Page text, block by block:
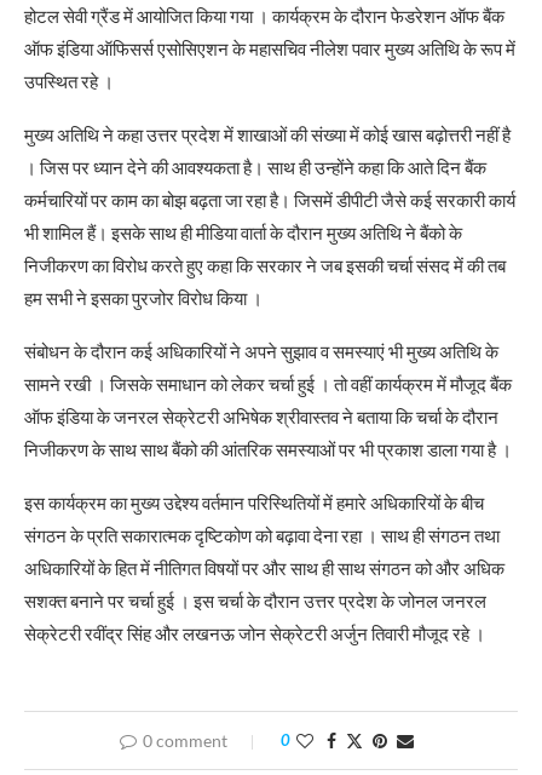
होटल सेवी ग्रैंड में आयोजित किया गया । कार्यक्रम के दौरान फेडरेशन ऑफ बैंक
ऑफ इंडिया ऑफिसर्स एसोसिएशन के महासचिव नीलेश पवार मुख्य अतिथि के रूप में
उपस्थित रहे ।
मुख्य अतिथि ने कहा उत्तर प्रदेश में शाखाओं की संख्या में कोई खास बढ़ोत्तरी नहीं है
। जिस पर ध्यान देने की आवश्यकता है। साथ ही उन्होंने कहा कि आते दिन बैंक
कर्मचारियों पर काम का बोझ बढ़ता जा रहा है। जिसमें डीपीटी जैसे कई सरकारी कार्य
भी शामिल हैं। इसके साथ ही मीडिया वार्ता के दौरान मुख्य अतिथि ने बैंको के
निजीकरण का विरोध करते हुए कहा कि सरकार ने जब इसकी चर्चा संसद में की तब
हम सभी ने इसका पुरजोर विरोध किया ।
संबोधन के दौरान कई अधिकारियों ने अपने सुझाव व समस्याएं भी मुख्य अतिथि के
सामने रखी । जिसके समाधान को लेकर चर्चा हुई । तो वहीं कार्यक्रम में मौजूद बैंक
ऑफ इंडिया के जनरल सेक्रेटरी अभिषेक श्रीवास्तव ने बताया कि चर्चा के दौरान
निजीकरण के साथ साथ बैंको की आंतरिक समस्याओं पर भी प्रकाश डाला गया है ।
इस कार्यक्रम का मुख्य उद्देश्य वर्तमान परिस्थितियों में हमारे अधिकारियों के बीच
संगठन के प्रति सकारात्मक दृष्टिकोण को बढ़ावा देना रहा । साथ ही संगठन तथा
अधिकारियों के हित में नीतिगत विषयों पर और साथ ही साथ संगठन को और अधिक
सशक्त बनाने पर चर्चा हुई । इस चर्चा के दौरान उत्तर प्रदेश के जोनल जनरल
सेक्रेटरी रवींद्र सिंह और लखनऊ जोन सेक्रेटरी अर्जुन तिवारी मौजूद रहे ।
0 comment 0